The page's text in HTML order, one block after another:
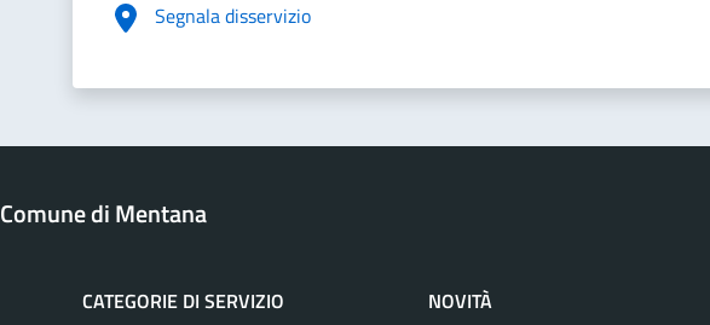
Segnala disservizio
Comune di Mentana
CATEGORIE DI SERVIZIO
NOVITÀ